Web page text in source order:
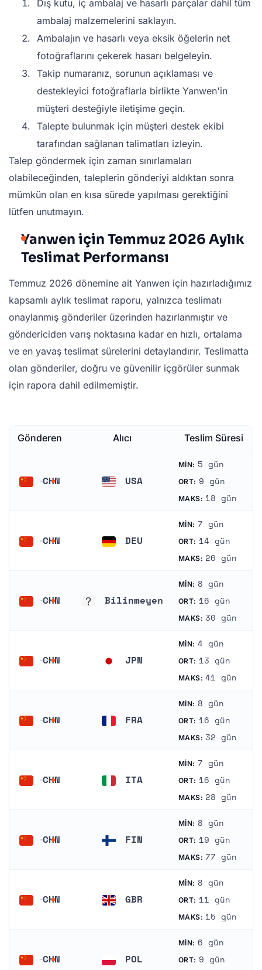
Dış kutu, iç ambalaj ve hasarlı parçalar dahil tüm
ambalaj malzemelerini saklayın.
Ambalajın ve hasarlı veya eksik öğelerin net
fotoğraflarını çekerek hasarı belgeleyin.
Takip numaranız, sorunun açıklaması ve
destekleyici fotoğraflarla birlikte Yanwen'in
müşteri desteğiyle iletişime geçin.
Talepte bulunmak için müşteri destek ekibi
tarafından sağlanan talimatları izleyin.
Talep göndermek için zaman sınırlamaları
olabileceğinden, taleplerin gönderiyi aldıktan sonra
mümkün olan en kısa sürede yapılması gerektiğini
lütfen unutmayın.
Yanwen için Temmuz 2026 Aylık
Teslimat Performansı
Temmuz 2026 dönemine ait Yanwen için hazırladığımız
kapsamlı aylık teslimat raporu, yalnızca teslimatı
onaylanmış gönderiler üzerinden hazırlanmıştır ve
göndericiden varış noktasına kadar en hızlı, ortalama
ve en yavaş teslimat sürelerini detaylandırır. Teslimatta
olan gönderiler, doğru ve güvenilir içgörüler sunmak
için rapora dahil edilmemiştir.
Gönderen Alıcı Teslim Süresi
CHN USA
MIN: 5 gün
ORT: 9 gün
MAKS: 18 gün
CHN DEU
MIN: 7 gün
ORT: 14 gün
MAKS: 26 gün
CHN Bilinmeyen
MIN: 8 gün
ORT: 16 gün
MAKS: 30 gün
CHN JPN
MIN: 4 gün
ORT: 13 gün
MAKS: 41 gün
CHN FRA
MIN: 8 gün
ORT: 16 gün
MAKS: 32 gün
CHN ITA
MIN: 7 gün
ORT: 16 gün
MAKS: 28 gün
CHN FIN
MIN: 8 gün
ORT: 19 gün
MAKS: 77 gün
CHN GBR
MIN: 8 gün
ORT: 11 gün
MAKS: 15 gün
CHN POL
MIN: 6 gün
ORT: 9 gün